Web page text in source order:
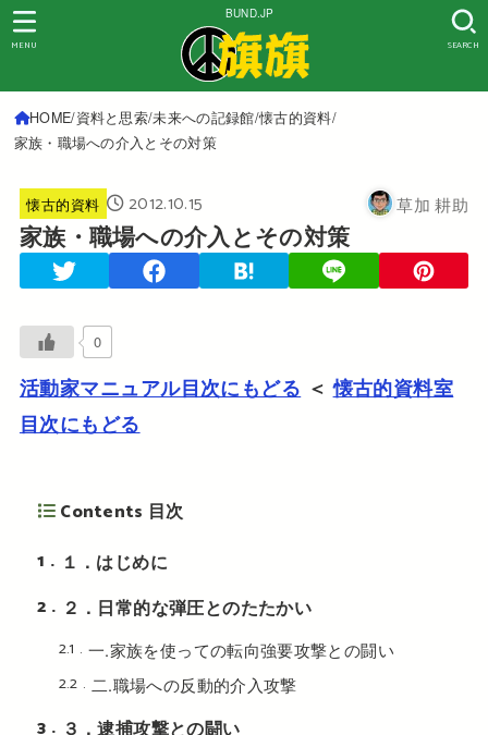
BUND.JP
SEARCH
MENU
HOME 資料と思索 未来への記録館 懐古的資料
家族・職場への介入とその対策
懐古的資料 2012.10.15 草加 耕助
家族・職場への介入とその対策
0
活動家マニュアル目次にもどる ＜懐古的資料室
目次にもどる
Contents 目次
1
１．はじめに
2 ２．日常的な弾圧とのたたかい
2.1 一.家族を使っての転向強要攻撃との闘い
2.2 二.職場への反動的介入攻撃
3 ３．逮捕攻撃との闘い